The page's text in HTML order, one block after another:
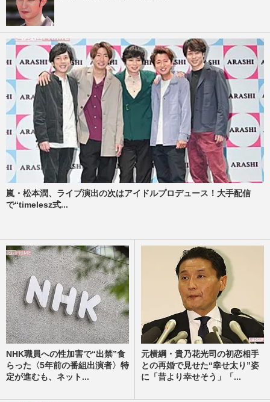
嵐・松本潤、ライブ演出の次はアイドルプロデュース！大手配信
で“timelesz式...
NHK職員への性加害で“出禁”食
らった〈5年前の番組出演者〉特
定が進むも、ネット...
元横綱・貴乃花光司の初恋相手
との再婚で見せた“幸せ太り”姿
に「昔より幸せそう」「...